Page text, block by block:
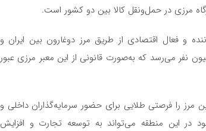
مرزی در حمل‌ونقل کالا بین دو کشور است.
و فعال اقتصادی از طریق مرز دوغارون بین ایران و
نفر می‌رسد که به‌صورت قانونی از این معبر مرزی عبور
مرز را فرصتی طلایی برای حضور سرمایه‌گذاران داخلی و
این منطقه می‌تواند به توسعه تجارت و افزایش